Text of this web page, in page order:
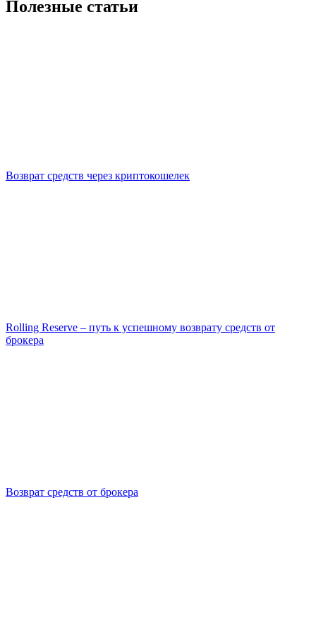
Полезные статьи
Возврат средств через криптокошелек
Rolling Reserve – путь к успешному возврату средств от
брокера
Возврат средств от брокера